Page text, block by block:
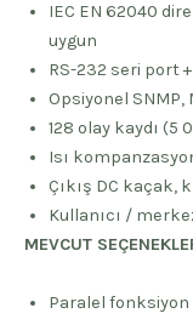
IEC EN 62040
uygun
RS-232 seri port
Opsiyonel SNMP,
128 olay kaydı
Isı
Çıkış DC kaçak,
Kullanıcı /
MEVCUT
Paralel